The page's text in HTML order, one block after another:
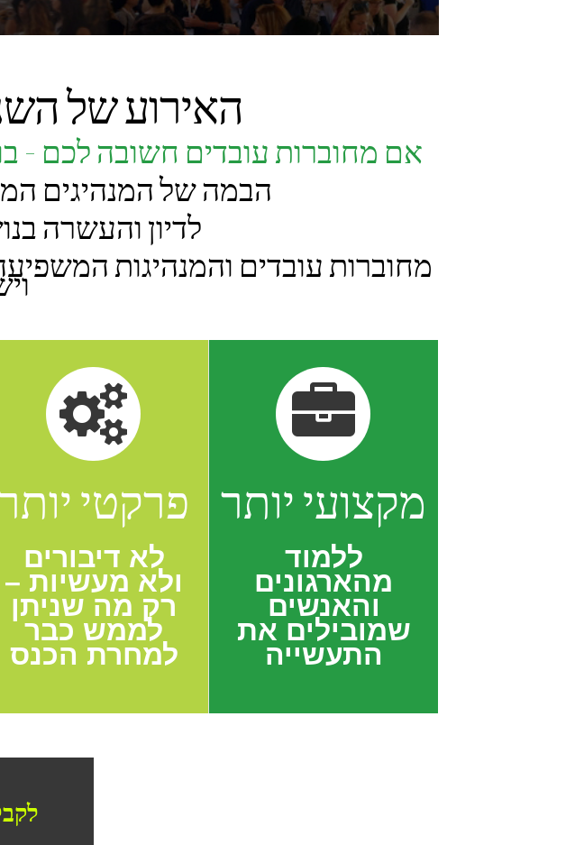
האירוע של
אם מחוברות עובדים חשובה לכם -
הבמה של המנהיגים
לדיון והעשרה
מחוברות עובדים והמנהיגות
פרקטי
לא דיבורים
ולא מעשיות –
רק מה שניתן
לממש כבר
למחרת הכנס
מקצועי יותר
ללמוד
מהארגונים
והאנשים
שמובילים את
התעשייה